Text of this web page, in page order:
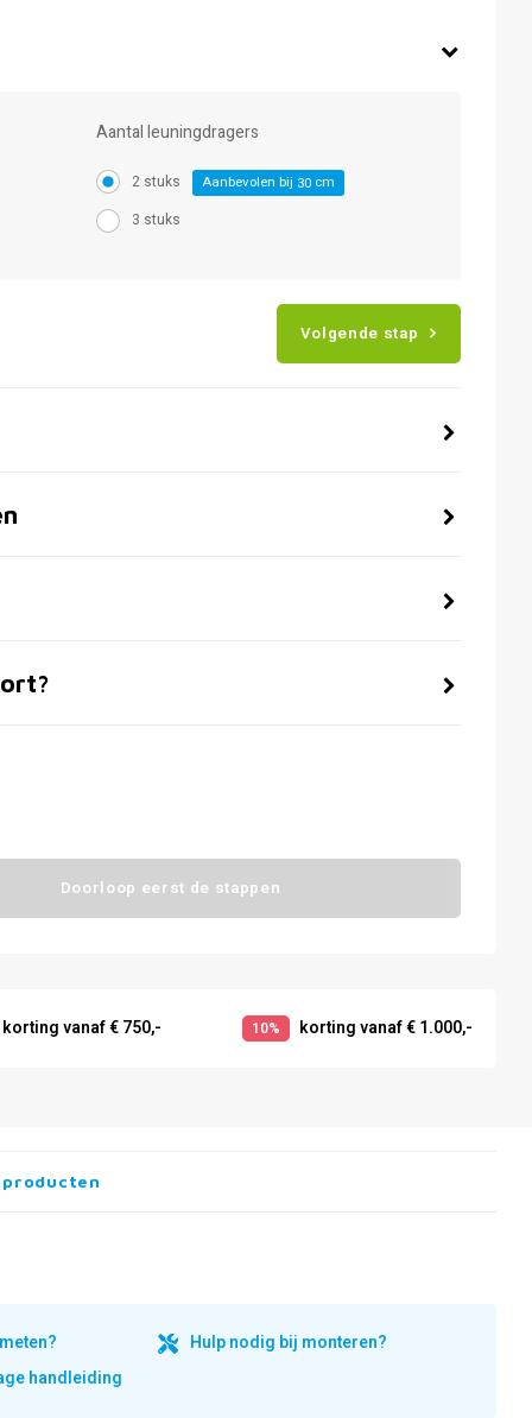
Aantal leuningdragers
2 stuks Aanbevolen bij 30 cm
3 stuks
Volgende stap
Doorloop eerst de stappen
korting vanaf € 750,- 10% korting vanaf € 1.000,-
Hulp nodig bij monteren?
handleiding